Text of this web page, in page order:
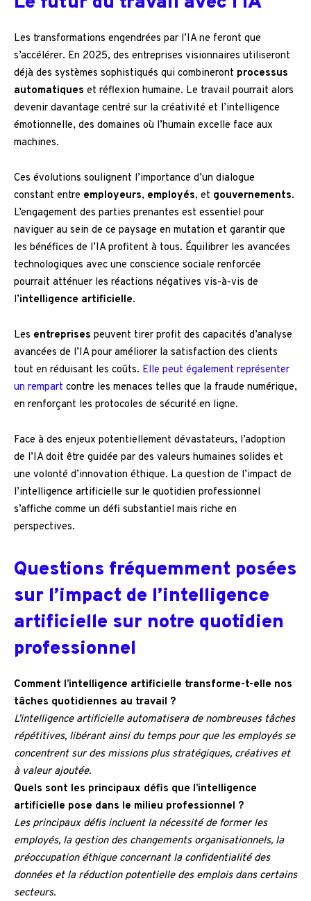
Les transformations engendrées par l’IA ne feront que
s’accélérer. En 2025, des entreprises visionnaires utiliseront
déjà des systèmes sophistiqués qui combineront processus
automatiques et réflexion humaine. Le travail pourrait alors
devenir davantage centré sur la créativité et l’intelligence
émotionnelle, des domaines où l’humain excelle face aux
machines.
Ces évolutions soulignent l’importance d’un dialogue
constant entre employeurs, employés, et gouvernements.
L’engagement des parties prenantes est essentiel pour
naviguer au sein de ce paysage en mutation et garantir que
les bénéfices de l’IA profitent à tous. Équilibrer les avancées
technologiques avec une conscience sociale renforcée
pourrait atténuer les réactions négatives vis-à-vis de
l’intelligence artificielle.
Les entreprises peuvent tirer profit des capacités d’analyse
avancées de l’IA pour améliorer la satisfaction des clients
tout en réduisant les coûts. Elle peut également représenter
un rempart contre les menaces telles que la fraude numérique,
en renforçant les protocoles de sécurité en ligne.
Face à des enjeux potentiellement dévastateurs, l’adoption
de l’IA doit être guidée par des valeurs humaines solides et
une volonté d’innovation éthique. La question de l’impact de
l’intelligence artificielle sur le quotidien professionnel
s’affiche comme un défi substantiel mais riche en
perspectives.
Questions fréquemment posées
sur l’impact de l’intelligence
artificielle sur notre quotidien
professionnel
Comment l’intelligence artificielle transforme-t-elle nos
tâches quotidiennes au travail ?
L’intelligence artificielle automatisera de nombreuses tâches
répétitives, libérant ainsi du temps pour que les employés se
concentrent sur des missions plus stratégiques, créatives et
à valeur ajoutée.
Quels sont les principaux défis que l’intelligence
artificielle pose dans le milieu professionnel ?
Les principaux défis incluent la nécessité de former les
employés, la gestion des changements organisationnels, la
préoccupation éthique concernant la confidentialité des
données et la réduction potentielle des emplois dans certains
secteurs.